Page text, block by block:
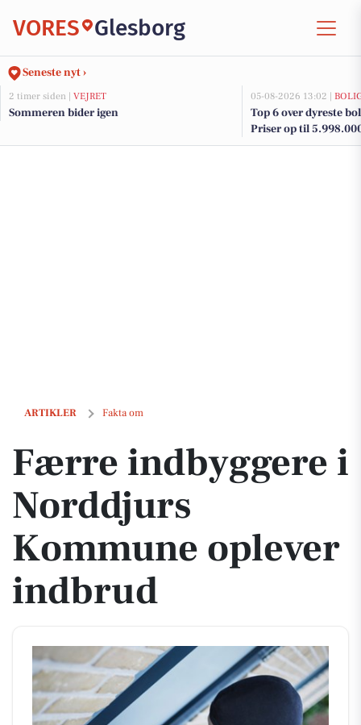
VORES Glesborg
Seneste nyt ›
2 timer siden | VEJRET
Sommeren bider igen
05-08-2026 13:02 |
Top 6 over dyreste
Priser op til
ARTIKLER Fakta om
Færre indbyggere i Norddjurs Kommune oplever indbrud
Færre indbyggere i
Norddjurs
Kommune oplever
indbrud